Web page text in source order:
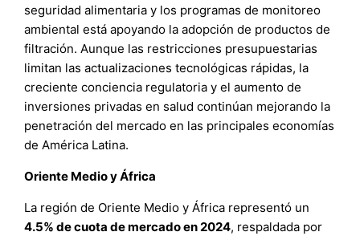
seguridad alimentaria y los programas de monitoreo
ambiental está apoyando la adopción de productos de
filtración. Aunque las restricciones presupuestarias
limitan las actualizaciones tecnológicas rápidas, la
creciente conciencia regulatoria y el aumento de
inversiones privadas en salud continúan mejorando la
penetración del mercado en las principales economías
de América Latina.
Oriente Medio y África
La región de Oriente Medio y África representó un
4.5% de cuota de mercado en 2024, respaldada por